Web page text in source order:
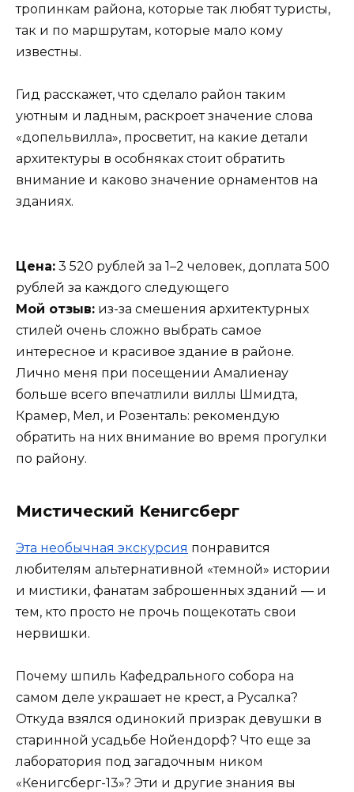
тропинкам района, которые так любят туристы,
так и по маршрутам, которые мало кому
известны.
Гид расскажет, что сделало район таким
уютным и ладным, раскроет значение слова
«допельвилла», просветит, на какие детали
архитектуры в особняках стоит обратить
внимание и каково значение орнаментов на
зданиях.
Цена: 3 520 рублей за 1–2 человек, доплата 500
рублей за каждого следующего
Мой отзыв: из-за смешения архитектурных
стилей очень сложно выбрать самое
интересное и красивое здание в районе.
Лично меня при посещении Амалиенау
больше всего впечатлили виллы Шмидта,
Крамер, Мел, и Розенталь: рекомендую
обратить на них внимание во время прогулки
по району.
Мистический Кенигсберг
Эта необычная экскурсия понравится
любителям альтернативной «темной» истории
и мистики, фанатам заброшенных зданий — и
тем, кто просто не прочь пощекотать свои
нервишки.
Почему шпиль Кафедрального собора на
самом деле украшает не крест, а Русалка?
Откуда взялся одинокий призрак девушки в
старинной усадьбе Нойендорф? Что еще за
лаборатория под загадочным ником
«Кенигсберг-13»? Эти и другие знания вы